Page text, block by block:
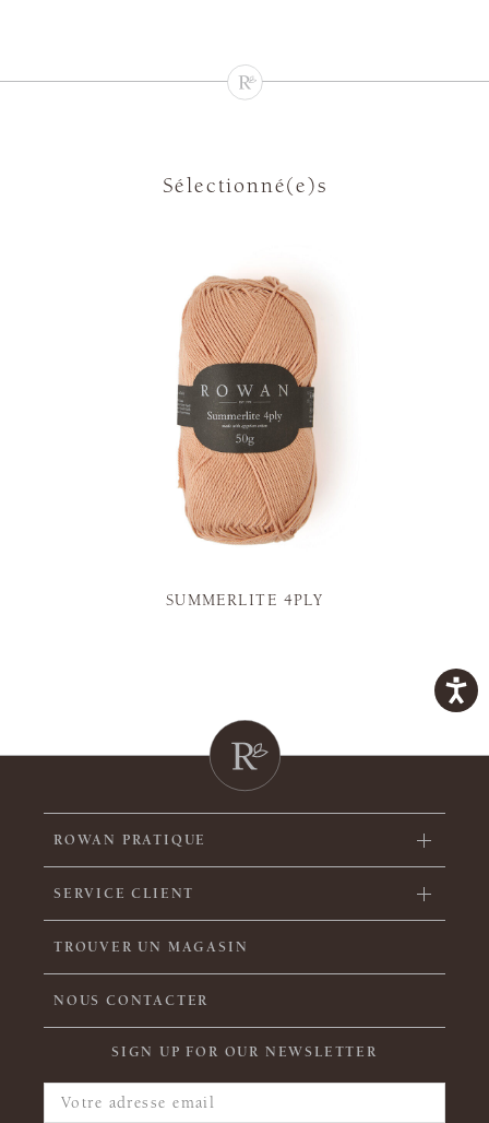
Sélectionné(e)s
SUMMERLITE 4PLY
ROWAN PRATIQUE
SERVICE CLIENT
TROUVER UN MAGASIN
NOUS CONTACTER
SIGN UP FOR OUR NEWSLETTER